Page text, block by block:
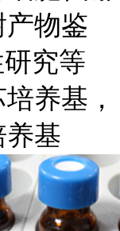
物鉴
究等
养基，
养基